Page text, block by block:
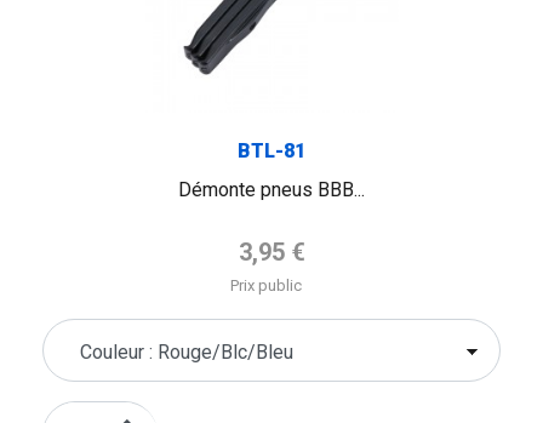
BTL-81
Démonte pneus BBB...
Prix de base
3,95 €
Prix public